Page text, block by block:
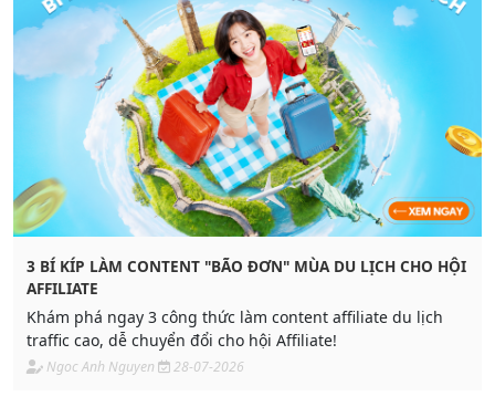
3 BÍ KÍP LÀM CONTENT "BÃO ĐƠN" MÙA DU LỊCH CHO HỘI
AFFILIATE
Khám phá ngay 3 công thức làm content affiliate du lịch
traffic cao, dễ chuyển đổi cho hội Affiliate!
Ngoc Anh Nguyen 28-07-2026